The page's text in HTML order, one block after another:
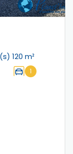
Maison 3 pièce(s) 2 chambre(s) 120 m²
1